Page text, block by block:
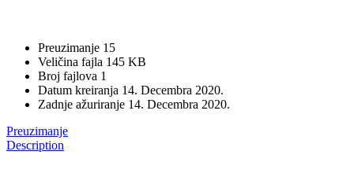
Preuzimanje 15
Veličina fajla 145 KB
Broj fajlova 1
Datum kreiranja 14. Decembra 2020.
Zadnje ažuriranje 14. Decembra 2020.
Preuzimanje
Description